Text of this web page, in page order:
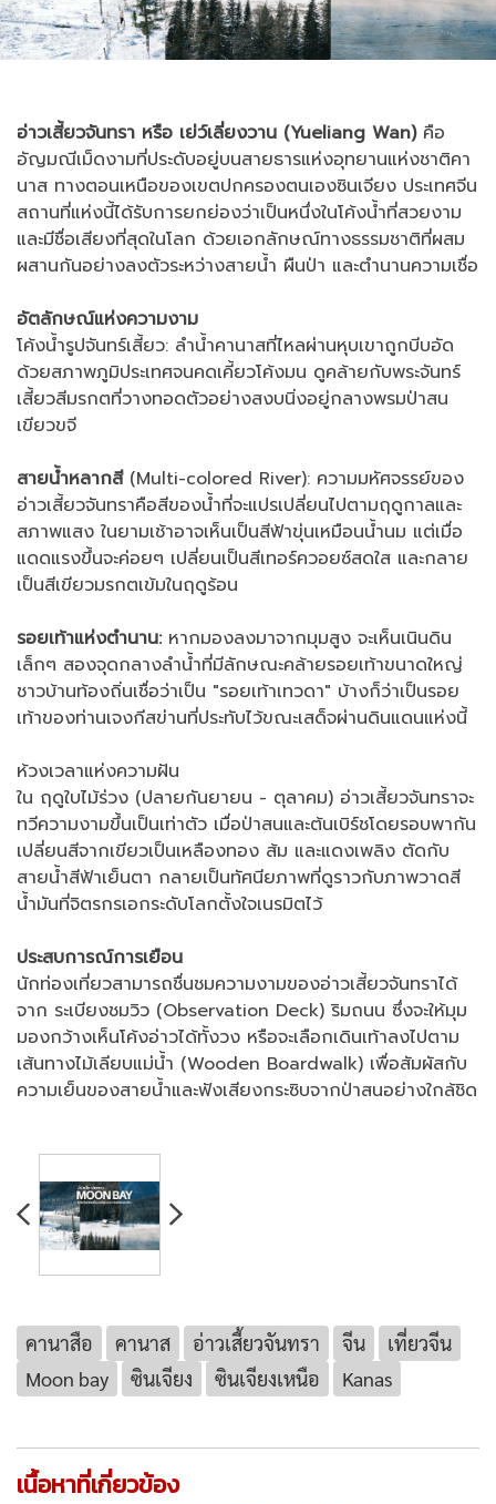
อ่าวเสี้ยวจันทรา หรือ เย่ว์เลี่ยงวาน (Yueliang Wan) คือ
อัญมณีเม็ดงามที่ประดับอยู่บนสายธารแห่งอุทยานแห่งชาติคา
นาส ทางตอนเหนือของเขตปกครองตนเองซินเจียง ประเทศจีน
สถานที่แห่งนี้ได้รับการยกย่องว่าเป็นหนึ่งในโค้งน้ำที่สวยงาม
และมีชื่อเสียงที่สุดในโลก ด้วยเอกลักษณ์ทางธรรมชาติที่ผสม
ผสานกันอย่างลงตัวระหว่างสายน้ำ ผืนป่า และตำนานความเชื่อ
อัตลักษณ์แห่งความงาม
โค้งน้ำรูปจันทร์เสี้ยว: ลำน้ำคานาสที่ไหลผ่านหุบเขาถูกบีบอัด
ด้วยสภาพภูมิประเทศจนคดเคี้ยวโค้งมน ดูคล้ายกับพระจันทร์
เสี้ยวสีมรกตที่วางทอดตัวอย่างสงบนิ่งอยู่กลางพรมป่าสน
เขียวขจี
สายน้ำหลากสี(Multi-colored River): ความมหัศจรรย์ของ
อ่าวเสี้ยวจันทราคือสีของน้ำที่จะแปรเปลี่ยนไปตามฤดูกาลและ
สภาพแสง ในยามเช้าอาจเห็นเป็นสีฟ้าขุ่นเหมือนน้ำนม แต่เมื่อ
แดดแรงขึ้นจะค่อยๆ เปลี่ยนเป็นสีเทอร์ควอยซ์สดใส และกลาย
เป็นสีเขียวมรกตเข้มในฤดูร้อน
รอยเท้าแห่งตำนาน:หากมองลงมาจากมุมสูง จะเห็นเนินดิน
เล็กๆ สองจุดกลางลำน้ำที่มีลักษณะคล้ายรอยเท้าขนาดใหญ่
ชาวบ้านท้องถิ่นเชื่อว่าเป็น "รอยเท้าเทวดา" บ้างก็ว่าเป็นรอย
เท้าของท่านเจงกีสข่านที่ประทับไว้ขณะเสด็จผ่านดินแดนแห่งนี้
ห้วงเวลาแห่งความฝัน
ใน ฤดูใบไม้ร่วง (ปลายกันยายน - ตุลาคม) อ่าวเสี้ยวจันทราจะ
ทวีความงามขึ้นเป็นเท่าตัว เมื่อป่าสนและต้นเบิร์ชโดยรอบพากัน
เปลี่ยนสีจากเขียวเป็นเหลืองทอง ส้ม และแดงเพลิง ตัดกับ
สายน้ำสีฟ้าเย็นตา กลายเป็นทัศนียภาพที่ดูราวกับภาพวาดสี
น้ำมันที่จิตรกรเอกระดับโลกตั้งใจเนรมิตไว้
ประสบการณ์การเยือน
นักท่องเที่ยวสามารถชื่นชมความงามของอ่าวเสี้ยวจันทราได้
จาก ระเบียงชมวิว (Observation Deck) ริมถนน ซึ่งจะให้มุม
มองกว้างเห็นโค้งอ่าวได้ทั้งวง หรือจะเลือกเดินเท้าลงไปตาม
เส้นทางไม้เลียบแม่น้ำ (Wooden Boardwalk) เพื่อสัมผัสกับ
ความเย็นของสายน้ำและฟังเสียงกระซิบจากป่าสนอย่างใกล้ชิด
คานาสือ คานาส อ่าวเสี้ยวจันทรา จีน
เที่ยวจีน
Moon bay
ซินเจียง ซินเจียงเหนือ Kanas
เนื้อหาที่เกี่ยวข้อง